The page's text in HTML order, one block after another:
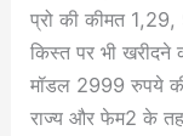
प्रो की कीमत
किस्त पर भी खरीदने
मॉडल 2999 रुपये
राज्य और फेम2 के